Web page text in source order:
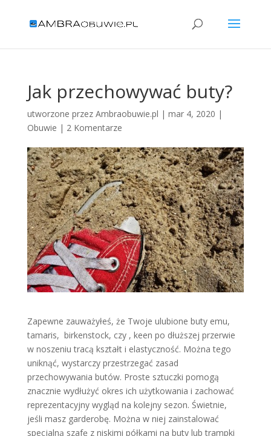
Jak przechowywać buty?
utworzone przez Ambraobuwie.pl | mar 4, 2020 |
Obuwie | 2 Komentarze
Zapewne zauważyłeś, że Twoje ulubione buty emu,
tamaris, birkenstock, czy , keen po dłuższej przerwie
w noszeniu tracą kształt i elastyczność. Można tego
uniknąć, wystarczy przestrzegać zasad
przechowywania butów. Proste sztuczki pomogą
znacznie wydłużyć okres ich użytkowania i zachować
reprezentacyjny wygląd na kolejny sezon. Świetnie,
jeśli masz garderobę. Można w niej zainstalować
specjalną szafę z niskimi półkami na buty lub trampki